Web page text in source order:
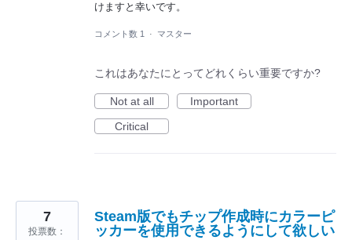
けますと幸いです。
コメント数 1 · マスター
これはあなたにとってどれくらい重要ですか?
Not at all
Important
Critical
Steam版でもチップ作成時にカラーピ
ッカーを使用できるようにして欲しい
7
投票数：